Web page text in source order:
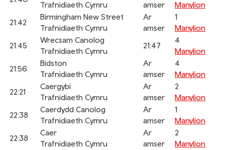
Trafnidiaeth Cymru
amser
Manylion
21:42
Birmingham New Street
Trafnidiaeth Cymru
Ar
amser
1
Manylion
21:45
Wrecsam Canolog
Trafnidiaeth Cymru
21:47
4
Manylion
21:56
Bidston
Trafnidiaeth Cymru
Ar
amser
4
Manylion
22:21
Caergybi
Trafnidiaeth Cymru
Ar
amser
2
Manylion
22:38
Caerdydd Canolog
Trafnidiaeth Cymru
Ar
amser
1
Manylion
22:38
Caer
Trafnidiaeth Cymru
Ar
amser
2
Manylion